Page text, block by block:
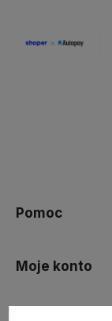
Pomoc
Moje konto